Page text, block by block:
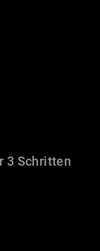
3 Schritten